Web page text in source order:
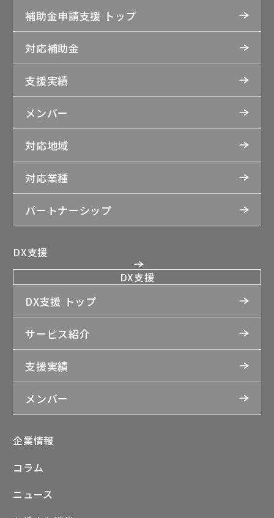
補助金申請支援 トップ
対応補助金
支援実績
メンバー
対応地域
対応業種
パートナーシップ
DX支援
DX支援
DX支援 トップ
サービス紹介
支援実績
メンバー
企業情報
コラム
ニュース